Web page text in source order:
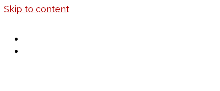
Skip to content